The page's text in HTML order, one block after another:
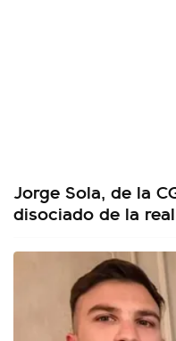
Jorge Sola, de la
disociado de la